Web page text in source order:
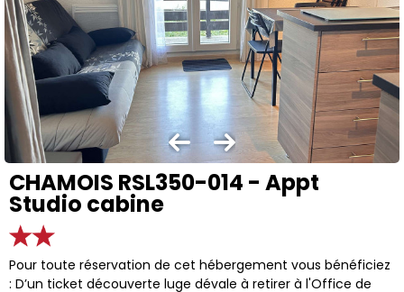
CHAMOIS RSL350-014 - Appt
Studio cabine
Pour toute réservation de cet hébergement vous bénéficiez
: D’un ticket découverte luge dévale à retirer à l'Office de